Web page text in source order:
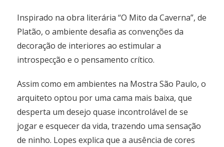
Inspirado na obra literária “O Mito da Caverna”, de
Platão, o ambiente desafia as convenções da
decoração de interiores ao estimular a
introspecção e o pensamento crítico.
Assim como em ambientes na Mostra São Paulo, o
arquiteto optou por uma cama mais baixa, que
desperta um desejo quase incontrolável de se
jogar e esquecer da vida, trazendo uma sensação
de ninho. Lopes explica que a ausência de cores